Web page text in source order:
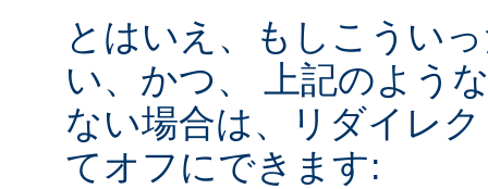
とはいえ、もしこうい
い、かつ、 上記のよう
ない場合は、リダイレ
てオフにできます: